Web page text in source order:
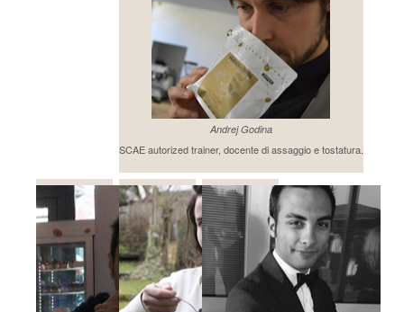
Andrej Godina
SCAE autorized trainer, docente di assaggio e tostatura.